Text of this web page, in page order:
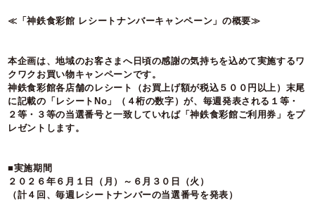
≪「神鉄食彩館 レシートナンバーキャンペーン」の概要≫
本企画は、地域のお客さまへ日頃の感謝の気持ちを込めて実施するワ
クワクお買い物キャンペーンです。
神鉄食彩館各店舗のレシート（お買上げ額が税込５００円以上）末尾
に記載の「レシートNo」（４桁の数字）が、毎週発表される１等・
２等・３等の当選番号と一致していれば「神鉄食彩館ご利用券」をプ
レゼントします。
■実施期間
２０２６年６月１日（月）～６月３０日（火）
（計４回、毎週レシートナンバーの当選番号を発表）